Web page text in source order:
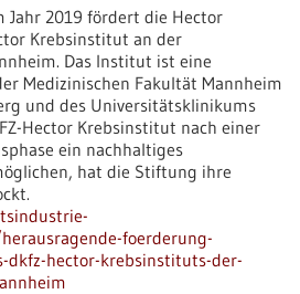
Jahr 2019 fördert die Hector
Krebsinstitut an der
Das Institut ist eine
Medizinischen Fakultät Mannheim
und des Universitätsklinikums
Hector Krebsinstitut nach einer
ein nachhaltiges
hat die Stiftung ihre
foerderung-
dkfz-hector-krebsinstituts-der-